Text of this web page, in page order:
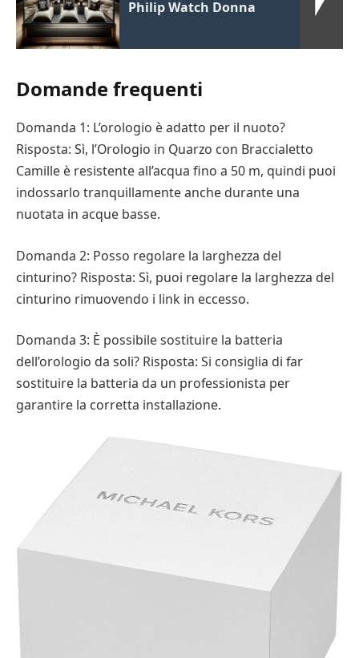
Philip Watch Donna
Domande frequenti
Domanda 1: L’orologio è adatto per il nuoto?
Risposta: Sì, l’Orologio in Quarzo con Braccialetto
Camille è resistente all’acqua fino a 50 m, quindi puoi
indossarlo tranquillamente anche durante una
nuotata in acque basse.
Domanda 2: Posso regolare la larghezza del
cinturino? Risposta: Sì, puoi regolare la larghezza del
cinturino rimuovendo i link in eccesso.
Domanda 3: È possibile sostituire la batteria
dell’orologio da soli? Risposta: Si consiglia di far
sostituire la batteria da un professionista per
garantire la corretta installazione.